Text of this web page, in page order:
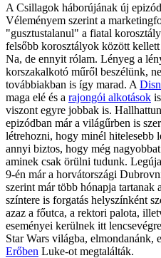
A Csillagok háborújának új
Véleményem szerint a
"gusztustalanul" a fiatal
felsőbb korosztályok között
Na, de ennyit rólam. Lényeg a
korszakalkotó műről beszélünk,
továbbiakban is így marad. A
maga elé és a rajongói alkotások
viszont egyre jobbak is.
epizódban már a világűrben is
létrehozni, hogy minél hitelesebb
annyi biztos, hogy még
aminek csak örülni tudunk.
9-én már a horvátországi
szerint már több hónapja tartanak
színtere is forgatás helyszínként
azaz a főutca, a rektori palota,
eseményei kerülnek itt
Star Wars világba, elmondanánk,
Erőben Luke-ot megtalálták.